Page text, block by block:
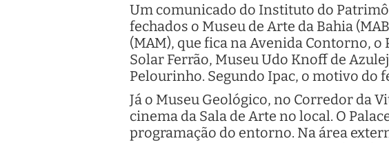
Um comunicado do Instituto do
fechados o Museu de Arte da Bahia
(MAM), que fica na Avenida Contorno,
Solar Ferrão, Museu Udo Knoff de
Pelourinho. Segundo Ipac, o motivo do
Já o Museu Geológico, no Corredor da
cinema da Sala de Arte no local. O
programação do entorno. Na área